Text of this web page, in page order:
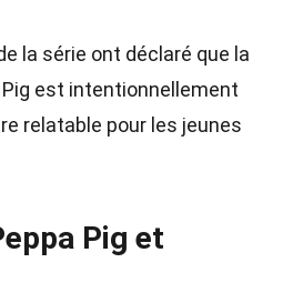
la série ont déclaré que la
est intentionnellement
relatable pour les jeunes
Pig et